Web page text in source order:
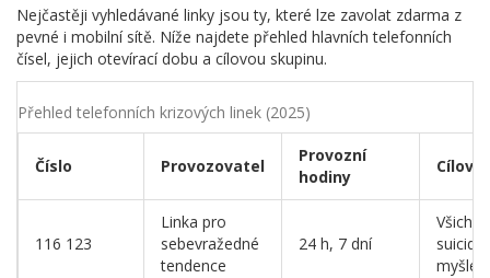
Nejčastěji vyhledávané linky jsou ty, které lze zavolat zdarma z
pevné i mobilní sítě. Níže najdete přehled hlavních telefonních
čísel, jejich otevírací dobu a cílovou skupinu.
Přehled telefonních krizových linek (2025)
Číslo Provozovatel
Provozní
hodiny
Cílová
116 123
Linka pro
sebevražedné
tendence
24 h, 7 dní